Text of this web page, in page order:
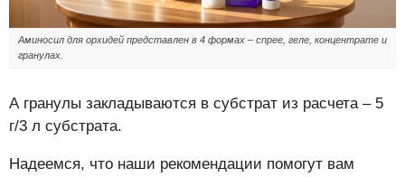
Аминосил для орхидей представлен в 4 формах – спрее, геле, концентрате и
гранулах.
А гранулы закладываются в субстрат из расчета – 5
г/3 л субстрата.
Надеемся, что наши рекомендации помогут вам